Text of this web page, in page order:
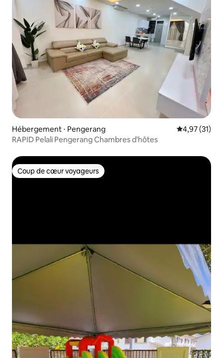
Hébergement ⋅ Pengerang Évaluation
4,97 (31)
RAPID Pelali Pengerang Chambres d'hôtes
Coup de cœur voyageurs
Coup de cœur voyageurs